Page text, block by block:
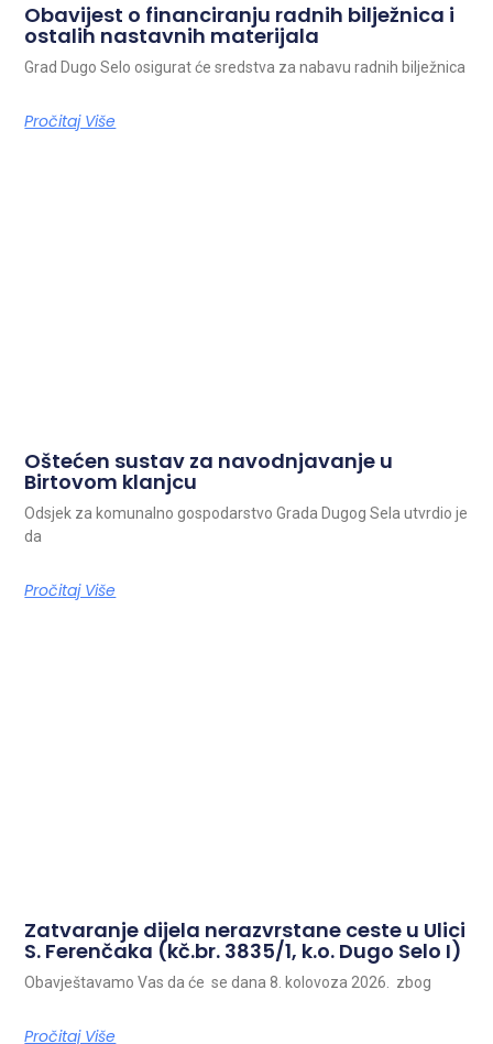
Obavijest o financiranju radnih bilježnica i
ostalih nastavnih materijala
Grad Dugo Selo osigurat će sredstva za nabavu radnih bilježnica
Pročitaj Više
Oštećen sustav za navodnjavanje u
Birtovom klanjcu
Odsjek za komunalno gospodarstvo Grada Dugog Sela utvrdio je
da
Pročitaj Više
Zatvaranje dijela nerazvrstane ceste u Ulici
S. Ferenčaka (kč.br. 3835/1, k.o. Dugo Selo I)
Obavještavamo Vas da će se dana 8. kolovoza 2026. zbog
Pročitaj Više